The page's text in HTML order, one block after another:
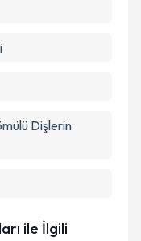
Dişlerin
ile İlgili